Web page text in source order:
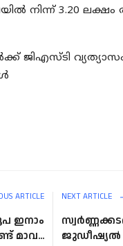
നിന്ന് 3.20
വ്യത്യാസം.
ARTICLE
ഇനാം
മാ​വ...
NEXT ARTICLE
ജുഡീഷ്യൽ